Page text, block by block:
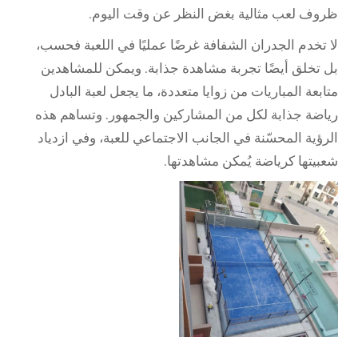
ظروف لعب مثالية بغض النظر عن وقت اليوم.
لا تخدم الجدران الشفافة غرضًا عمليًا في اللعبة فحسب،
بل تخلق أيضًا تجربة مشاهدة جذابة. ويمكن للمشاهدين
متابعة المباريات من زوايا متعددة، ما يجعل لعبة البادل
رياضة جذابة لكل من المشاركين والجمهور. وتساهم هذه
الرؤية المحسّنة في الجانب الاجتماعي للعبة، وفي ازدياد
شعبيتها كرياضة يُمكن مشاهدتها.